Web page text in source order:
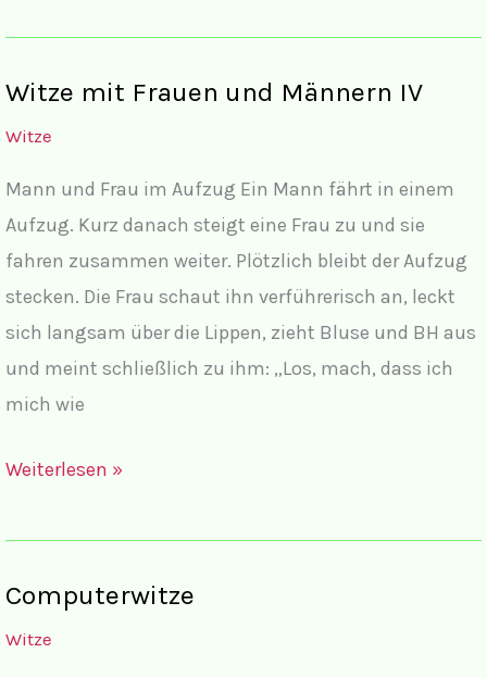
Witze mit Frauen und Männern IV
Witze
Mann und Frau im Aufzug Ein Mann fährt in einem
Aufzug. Kurz danach steigt eine Frau zu und sie
fahren zusammen weiter. Plötzlich bleibt der Aufzug
stecken. Die Frau schaut ihn verführerisch an, leckt
sich langsam über die Lippen, zieht Bluse und BH aus
und meint schließlich zu ihm: „Los, mach, dass ich
mich wie
Witze
Frauen
Männern
IV
Weiterlesen »
Computerwitze
Witze